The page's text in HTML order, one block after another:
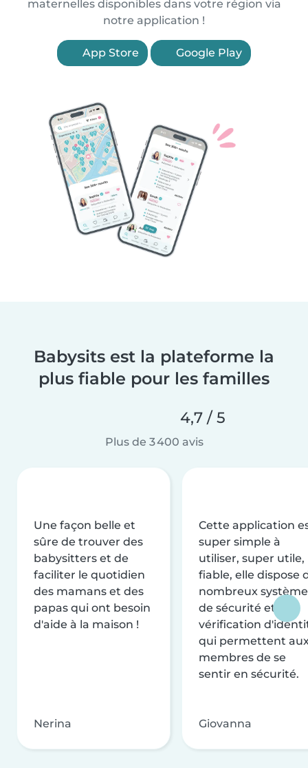
maternelles disponibles dans votre région via
notre application !
App Store Google Play
Babysits est la plateforme la
plus fiable pour les familles
4,7 / 5
Plus de 3 400 avis
Une façon belle et
sûre de trouver des
babysitters et de
faciliter le quotidien
des mamans et des
papas qui ont besoin
d'aide à la maison !
Nerina
Cette application
super simple à
utiliser, super utile,
fiable, elle dispose
nombreux
de sécurité et de
vérification
qui permettent
membres de se
sentir en sécurité.
Giovanna